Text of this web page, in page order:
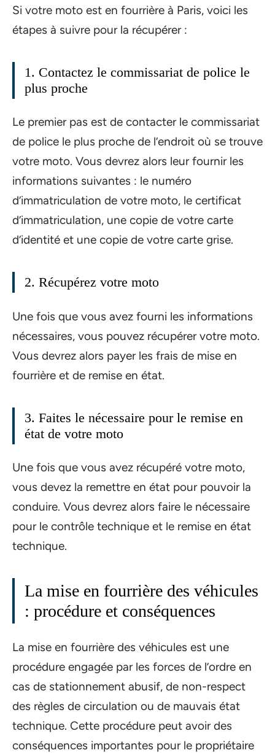
Si votre moto est en fourrière à Paris, voici les
étapes à suivre pour la récupérer :
1. Contactez le commissariat de police le
plus proche
Le premier pas est de contacter le commissariat
de police le plus proche de l’endroit où se trouve
votre moto. Vous devrez alors leur fournir les
informations suivantes : le numéro
d’immatriculation de votre moto, le certificat
d’immatriculation, une copie de votre carte
d’identité et une copie de votre carte grise.
2. Récupérez votre moto
Une fois que vous avez fourni les informations
nécessaires, vous pouvez récupérer votre moto.
Vous devrez alors payer les frais de mise en
fourrière et de remise en état.
3. Faites le nécessaire pour le remise en
état de votre moto
Une fois que vous avez récupéré votre moto,
vous devez la remettre en état pour pouvoir la
conduire. Vous devrez alors faire le nécessaire
pour le contrôle technique et le remise en état
technique.
La mise en fourrière des véhicules
: procédure et conséquences
La mise en fourrière des véhicules est une
procédure engagée par les forces de l’ordre en
cas de stationnement abusif, de non-respect
des règles de circulation ou de mauvais état
technique. Cette procédure peut avoir des
conséquences importantes pour le propriétaire